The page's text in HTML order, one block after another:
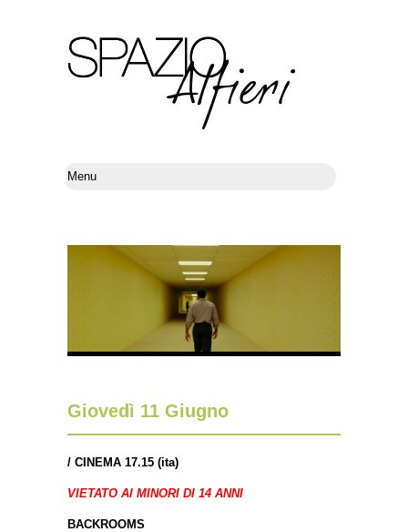
Giovedì 11 Giugno
/ CINEMA 17.15 (ita)
VIETATO AI MINORI DI 14 ANNI
BACKROOMS